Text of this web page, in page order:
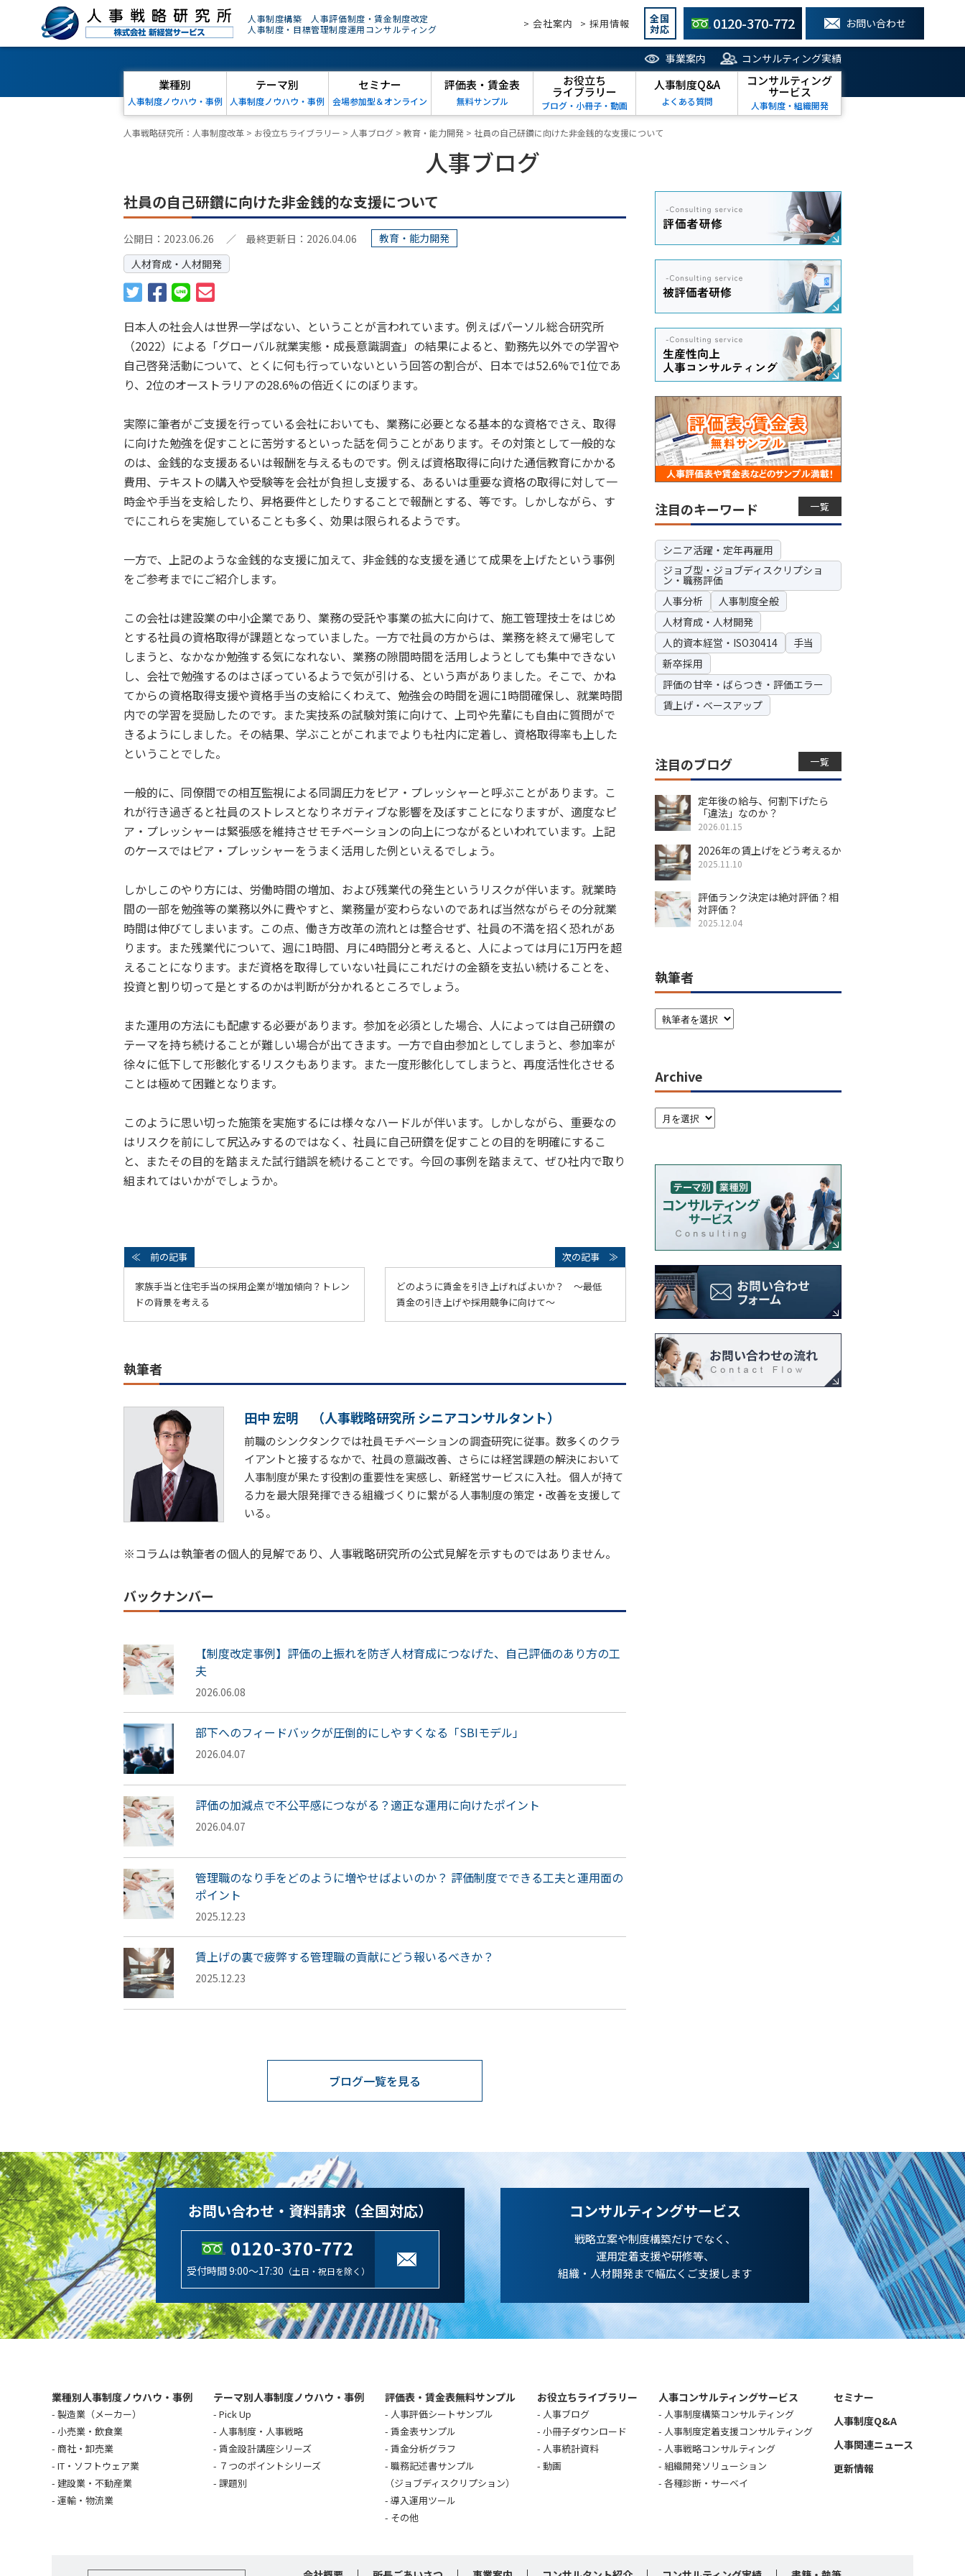
人事制度構築 人事評価制度・賃金制度改定
人事制度・目標管理制度運用コンサルティング
> 会社案内 > 採用情報 全国
対応 0120-370-772 お問い合わせ
事業案内 コンサルティング実績
業種別
人事制度ノウハウ・事例
テーマ別
人事制度ノウハウ・事例
セミナー
会場参加型＆オンライン
評価表・賃金表
無料サンプル
お役立ち
ライブラリー
ブログ・小冊子・動画
人事制度Q&A
よくある質問
コンサルティング
サービス
人事制度・組織開発
人事戦略研究所：人事制度改革 > お役立ちライブラリー > 人事ブログ > 教育・能力開発 > 社員の自己研鑽に向けた非金銭的な支援について
人事ブログ
社員の自己研鑽に向けた非金銭的な支援について
公開日：2023.06.26 ／ 最終更新日：2026.04.06
教育・能力開発
人材育成・人材開発
日本人の社会人は世界一学ばない、ということが言われています。例えばパーソル総合研究所
（2022）による「グローバル就業実態・成長意識調査」の結果によると、勤務先以外での学習や
自己啓発活動について、とくに何も行っていないという回答の割合が、日本では52.6%で1位であ
り、2位のオーストラリアの28.6%の倍近くにのぼります。
実際に筆者がご支援を行っている会社においても、業務に必要となる基本的な資格でさえ、取得
に向けた勉強を促すことに苦労するといった話を伺うことがあります。その対策として一般的な
のは、金銭的な支援あるいは報酬を与えるものです。例えば資格取得に向けた通信教育にかかる
費用、テキストの購入や受験等を会社が負担し支援する、あるいは重要な資格の取得に対して一
時金や手当を支給したり、昇格要件としたりすることで報酬とする、等です。しかしながら、す
でにこれらを実施していることも多く、効果は限られるようです。
一方で、上記のような金銭的な支援に加えて、非金銭的な支援を通じて成果を上げたという事例
をご参考までにご紹介します。
この会社は建設業の中小企業であり、業務の受託や事業の拡大に向けて、施工管理技士をはじめ
とする社員の資格取得が課題となっていました。一方で社員の方からは、業務を終えて帰宅して
しまうと、なかなか勉強する気になれない、業務の隙間時間を活用しようとしても集中できない
し、会社で勉強するのはさぼっているようで気が引ける、という声がありました。そこで、かね
てからの資格取得支援や資格手当の支給にくわえて、勉強会の時間を週に1時間確保し、就業時間
内での学習を奨励したのです。また実技系の試験対策に向けて、上司や先輩にも自由に質問がで
きるようにしました。その結果、学ぶことがこれまでよりも社内に定着し、資格取得率も上した
ということでした。
一般的に、同僚間での相互監視による同調圧力をピア・プレッシャーと呼ぶことがあります。こ
れが行き過ぎると社員のストレスとなりネガティブな影響を及ぼすことになりますが、適度なピ
ア・プレッシャーは緊張感を維持させモチベーションの向上につながるといわれています。上記
のケースではピア・プレッシャーをうまく活用した例といえるでしょう。
しかしこのやり方には、労働時間の増加、および残業代の発生というリスクが伴います。就業時
間の一部を勉強等の業務以外に費やすと、業務量が変わらないのであれば当然ながらその分就業
時間は伸びてしまいます。この点、働き方改革の流れとは整合せず、社員の不満を招く恐れがあ
ります。また残業代について、週に1時間、月に4時間分と考えると、人によっては月に1万円を超
えることになります。まだ資格を取得していない社員にこれだけの金額を支払い続けることを、
投資と割り切って是とするのかは判断が分かれるところでしょう。
また運用の方法にも配慮する必要があります。参加を必須とした場合、人によっては自己研鑽の
テーマを持ち続けることが難しい場合が出てきます。一方で自由参加としてしまうと、参加率が
徐々に低下して形骸化するリスクもあります。また一度形骸化してしまうと、再度活性化させる
ことは極めて困難となります。
このように思い切った施策を実施するには様々なハードルが伴います。しかしながら、重要なの
はリスクを前にして尻込みするのではなく、社員に自己研鑽を促すことの目的を明確にするこ
と、またその目的を踏まえた試行錯誤を続けることです。今回の事例を踏まえて、ぜひ社内で取り
組まれてはいかがでしょうか。
家族手当と住宅手当の採用企業が増加傾向？トレン
ドの背景を考える
どのように賃金を引き上げればよいか？ ～最低
賃金の引き上げや採用競争に向けて～
執筆者
田中 宏明 （人事戦略研究所 シニアコンサルタント）
前職のシンクタンクでは社員モチベーションの調査研究に従事。数多くのクラ
イアントと接するなかで、社員の意識改善、さらには経営課題の解決において
人事制度が果たす役割の重要性を実感し、新経営サービスに入社。 個人が持て
る力を最大限発揮できる組織づくりに繋がる人事制度の策定・改善を支援して
いる。
※コラムは執筆者の個人的見解であり、人事戦略研究所の公式見解を示すものではありません。
バックナンバー
【制度改定事例】評価の上振れを防ぎ人材育成につなげた、自己評価のあり方の工
夫
2026.06.08
部下へのフィードバックが圧倒的にしやすくなる「SBIモデル」
2026.04.07
評価の加減点で不公平感につながる？適正な運用に向けたポイント
2026.04.07
管理職のなり手をどのように増やせばよいのか？ 評価制度でできる工夫と運用面の
ポイント
2025.12.23
賃上げの裏で疲弊する管理職の貢献にどう報いるべきか？
2025.12.23
ブログ一覧を見る
一覧
注目のキーワード
シニア活躍・定年再雇用
ジョブ型・ジョブディスクリプショ
ン・職務評価
人事分析
人事制度全般
人材育成・人材開発
人的資本経営・ISO30414
手当
新卒採用
評価の甘辛・ばらつき・評価エラー
賃上げ・ベースアップ
一覧
注目のブログ
定年後の給与、何割下げたら
「違法」なのか？
2026.01.15
2026年の賃上げをどう考えるか
2025.11.10
評価ランク決定は絶対評価？相
対評価？
2025.12.04
執筆者
Archive
お問い合わせ・資料請求（全国対応）
0120-370-772
受付時間 9:00～17:30 （土日・祝日を除く）
コンサルティングサービス
戦略立案や制度構築だけでなく、
運用定着支援や研修等、
組織・人材開発まで幅広くご支援します
業種別人事制度ノウハウ・事例
製造業（メーカー）
小売業・飲食業
商社・卸売業
IT・ソフトウェア業
建設業・不動産業
運輸・物流業
テーマ別人事制度ノウハウ・事例
Pick Up
人事制度・人事戦略
賃金設計講座シリーズ
７つのポイントシリーズ
課題別
評価表・賃金表無料サンプル
人事評価シートサンプル
賃金表サンプル
賃金分析グラフ
職務記述書サンプル
（ジョブディスクリプション）
導入運用ツール
その他
お役立ちライブラリー
人事ブログ
小冊子ダウンロード
人事統計資料
動画
人事コンサルティングサービス
人事制度構築コンサルティング
人事制度定着支援コンサルティング
人事戦略コンサルティング
組織開発ソリューション
各種診断・サーベイ
セミナー
人事制度Q&A
人事関連ニュース
更新情報